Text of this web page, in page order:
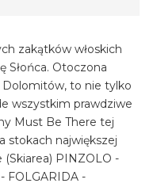
zakątków włoskich
Słońca. Otoczona
to nie tylko
wszystkim prawdziwe
Must Be There tej
stokach największej
(Skiarea) PINZOLO -
FOLGARIDA -